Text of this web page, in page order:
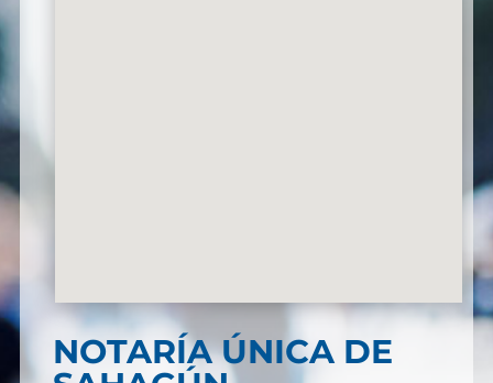
NOTARÍA ÚNICA DE